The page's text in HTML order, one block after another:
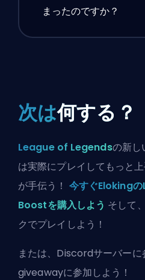
まったのですか？
次は何する？
League of Legendsの新し
は実際にプレイしてもっと
が手伝う！ 今すぐEloking
Boostを購入しよう そして
クでプレイしよう！
または、 Discordサーバーに
giveawayに参加しよう！